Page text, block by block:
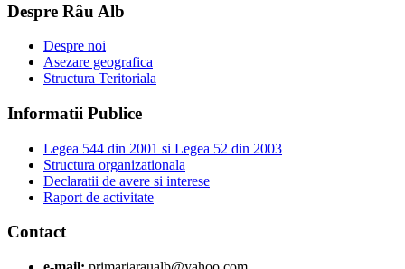
Despre Râu Alb
Despre noi
Asezare geografica
Structura Teritoriala
Informatii Publice
Legea 544 din 2001 si Legea 52 din 2003
Structura organizationala
Declaratii de avere si interese
Raport de activitate
Contact